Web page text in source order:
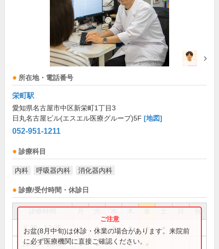
所在地・電話番号
栄町駅
愛知県名古屋市中区新栄町1丁目3
日丸名古屋ビル(エスエル医療グループ)5F [地図]
052-951-1211
診療科目
内科 呼吸器内科 消化器内科
診療/受付時間・休診日
祝
8:30～12:30 ● ● ● ● ●
14:00～16:00 ● ● ●
お盆(8月中旬)は休診・休業の場合があります。来院前
に必ず医療機関に直接ご確認ください。